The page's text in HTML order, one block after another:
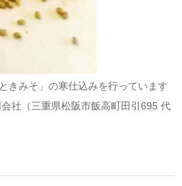
きみそ」の寒仕込みを行っています
（三重県松阪市飯高町田引695 代